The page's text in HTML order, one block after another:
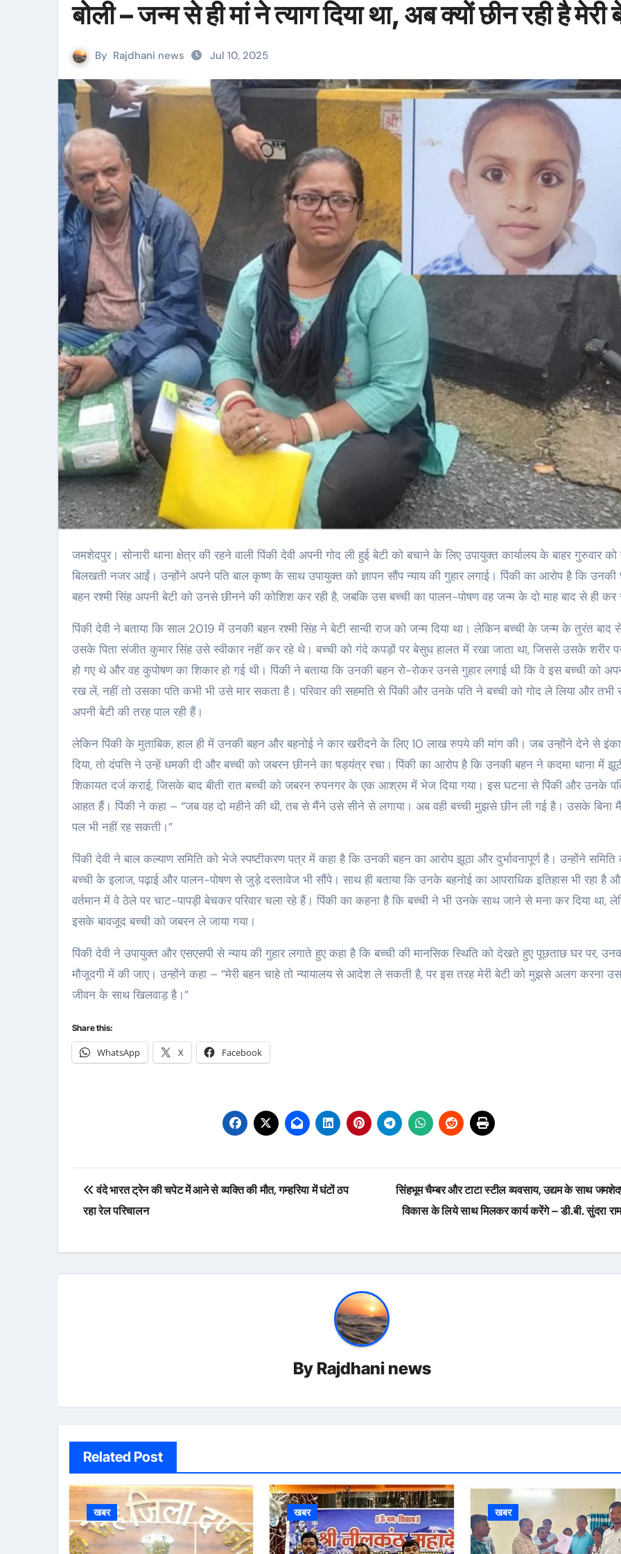
बोली – जन्म से ही मां ने त्याग दिया था, अब क्यों छीन रही है मेरी
By Rajdhani news Jul 10, 2025
जमशेदपुर। सोनारी थाना क्षेत्र की रहने वाली पिंकी देवी अपनी गोद ली हुई बेटी को बचाने के लिए उपायुक्त कार्यालय के बाहर गुरुवार को रोती-
बिलखती नजर आईं। उन्होंने अपने पति बाल कृष्ण के साथ उपायुक्त को ज्ञापन सौंप न्याय की गुहार लगाई। पिंकी का आरोप है कि उनकी
बहन रश्मी सिंह अपनी बेटी को उनसे छीनने की कोशिश कर रही है, जबकि उस बच्ची का पालन-पोषण वह जन्म के दो माह बाद से ही कर
पिंकी देवी ने बताया कि साल 2019 में उनकी बहन रश्मी सिंह ने बेटी सान्वी राज को जन्म दिया था। लेकिन बच्ची के जन्म के तुरंत बाद
उसके पिता संजीत कुमार सिंह उसे स्वीकार नहीं कर रहे थे। बच्ची को गंदे कपड़ों पर बेसुध हालत में रखा जाता था, जिससे उसके शरीर
हो गए थे और वह कुपोषण का शिकार हो गई थी। पिंकी ने बताया कि उनकी बहन रो-रोकर उनसे गुहार लगाई थी कि वे इस बच्ची को
रख लें, नहीं तो उसका पति कभी भी उसे मार सकता है। परिवार की सहमति से पिंकी और उनके पति ने बच्ची को गोद ले लिया और
अपनी बेटी की तरह पाल रही हैं।
लेकिन पिंकी के मुताबिक, हाल ही में उनकी बहन और बहनोई ने कार खरीदने के लिए 10 लाख रुपये की मांग की। जब उन्होंने देने से
दिया, तो दंपत्ति ने उन्हें धमकी दी और बच्ची को जबरन छीनने का षड्यंत्र रचा। पिंकी का आरोप है कि उनकी बहन ने कदमा थाना में
शिकायत दर्ज कराई, जिसके बाद बीती रात बच्ची को जबरन रुपनगर के एक आश्रम में भेज दिया गया। इस घटना से पिंकी और उनके
आहत हैं। पिंकी ने कहा – “जब वह दो महीने की थी, तब से मैंने उसे सीने से लगाया। अब वही बच्ची मुझसे छीन ली गई है। उसके बिना
पल भी नहीं रह सकती।”
पिंकी देवी ने बाल कल्याण समिति को भेजे स्पष्टीकरण पत्र में कहा है कि उनकी बहन का आरोप झूठा और दुर्भावनापूर्ण है। उन्होंने समिति
बच्ची के इलाज, पढ़ाई और पालन-पोषण से जुड़े दस्तावेज भी सौंपे। साथ ही बताया कि उनके बहनोई का आपराधिक इतिहास भी रहा है
वर्तमान में वे ठेले पर चाट-पापड़ी बेचकर परिवार चला रहे हैं। पिंकी का कहना है कि बच्ची ने भी उनके साथ जाने से मना कर दिया था,
इसके बावजूद बच्ची को जबरन ले जाया गया।
पिंकी देवी ने उपायुक्त और एसएसपी से न्याय की गुहार लगाते हुए कहा है कि बच्ची की मानसिक स्थिति को देखते हुए पूछताछ घर पर,
मौजूदगी में की जाए। उन्होंने कहा – “मेरी बहन चाहे तो न्यायालय से आदेश ले सकती है, पर इस तरह मेरी बेटी को मुझसे अलग करना
जीवन के साथ खिलवाड़ है।”
Share this:
WhatsApp X Facebook
Post
navigation
वंदे भारत ट्रेन की चपेट में आने से व्यक्ति की मौत, गम्हरिया में घंटों ठप
रहा रेल परिचालन
सिंहभूम चैम्बर और टाटा स्टील व्यवसाय, उद्यम के साथ
विकास के लिये साथ मिलकर कार्य करेंगे – डी.बी. सुंदरा
By Rajdhani news
Related Post
खबर खबर खबर